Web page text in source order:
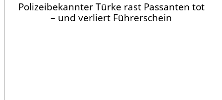
Polizeibekannter Türke rast Passanten tot
– und verliert Führerschein